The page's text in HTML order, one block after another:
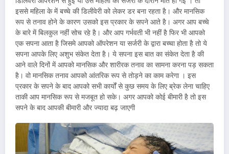
इससे महिला के में बच्चे की डिलीवेरी को लेकर डर बना रहता है। और मानसिक
रूप से तनाव होने के कारण उसको इस प्रकार के सपने आते है। अगर आप बच्चे
के बारे में बिलकुल नहीं सोच रहे है। और आप गर्भवती भी नहीं है फिर भी आपको
एक सपना आता है जिसमे आपको ऑपरेशन या सर्जरी के द्वारा बच्चा होता है तो ये
सपना आपके लिए अशुभ संकेत देता है। ये सपना इस बात का संकेत देता है की
आने वाले दिनों में आपको मानसिक और शारीरक तनाव का सामना करना पड़ सकता
है। वो मानसिक तनाव आपको आंतरिक रूप से तोड़ने का काम करेगा । इस
प्रकार के सपने के बाद आपको सभी कार्यों से कुछ समय के लिए ब्रेक लेना चाहिए
ताकी आप मानसिक रूप से मजबूत हो सके। अगर आपको कोई बीमारी है तो इस
सपने के बाद आपकी बीमारी और ज्यादा बढ़ जाएगी